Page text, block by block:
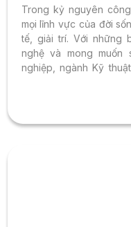
Trong kỷ nguyên
mọi lĩnh vực của đời
tế, giải trí. Với những
nghệ và mong muốn
nghiệp, ngành Kỹ
doanh nghiệp và cơ
về tỷ lệ việc làm trước
thuật phần mềm HSU